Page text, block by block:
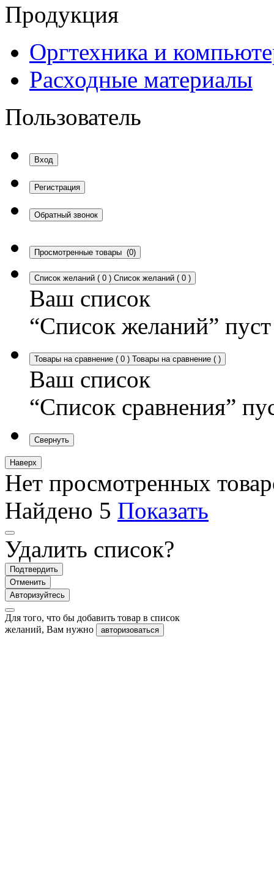
Продукция
Оргтехника и
Расходные материалы
Пользователь
Вход
Регистрация
Обратный звонок
Просмотренные товары (0)
Список желаний ( 0 ) Список желаний ( 0 )
Ваш список
“Список желаний” пуст
Товары на сравнение ( 0 ) Товары на сравнение ( )
Ваш список
“Список сравнения”
Свернуть
Наверх
Нет просмотренных
Найдено 5 Показать
Удалить список?
Подтвердить
Отменить
Авторизуйтесь
Для того, что бы добавить товар в список
желаний, Вам нужно
авторизоваться